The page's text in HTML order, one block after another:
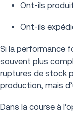
Ont-ils
Ont-ils
Si la performance
souvent plus
ruptures de stock
production, mais
Dans la course à